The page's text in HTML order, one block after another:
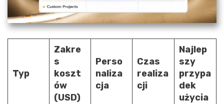
Typ
Zakre
s
koszt
ów
(USD)
Perso
naliza
cja
Czas
realiza
cji
Najlep
szy
przypa
dek
użycia